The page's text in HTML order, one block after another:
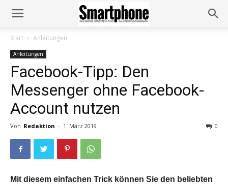
Start Anleitungen
Anleitungen
Facebook-Tipp: Den
Messenger ohne Facebook-
Account nutzen
Von Redaktion - 1. März 2019 0
Mit diesem einfachen Trick können Sie den beliebten